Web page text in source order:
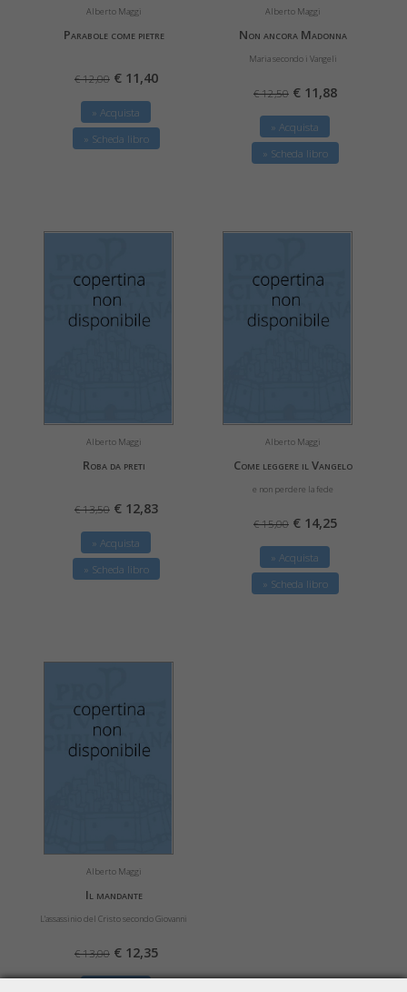
Alberto Maggi
Parabole come pietre
€ 12,00 € 11,40
» Acquista
» Scheda libro
Alberto Maggi
Non ancora Madonna
Maria secondo i Vangeli
€ 12,50 € 11,88
» Acquista
» Scheda libro
Alberto Maggi
Roba da preti
€ 13,50 € 12,83
» Acquista
» Scheda libro
Alberto Maggi
Come leggere il Vangelo
e non perdere la fede
€ 15,00 € 14,25
» Acquista
» Scheda libro
Alberto Maggi
Il mandante
L'assassinio del Cristo secondo Giovanni
€ 13,00 € 12,35